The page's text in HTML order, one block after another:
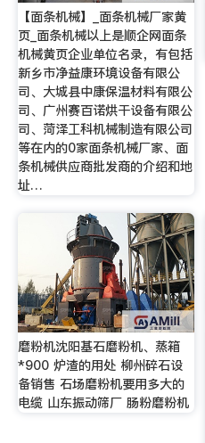
【面条机械】_面条机械厂家黄
页_面条机械以上是顺企网面条
机械黄页企业单位名录，有包括
新乡市净益康环境设备有限公
司、大城县中康保温材料有限公
司、广州赛百诺烘干设备有限公
司、菏泽工科机械制造有限公司
等在内的0家面条机械厂家、面
条机械供应商批发商的介绍和地
址…
磨粉机沈阳基石磨粉机、蒸箱
*900 炉渣的用处 柳州碎石设
备销售 石场磨粉机要用多大的
电缆 山东振动筛厂 肠粉磨粉机